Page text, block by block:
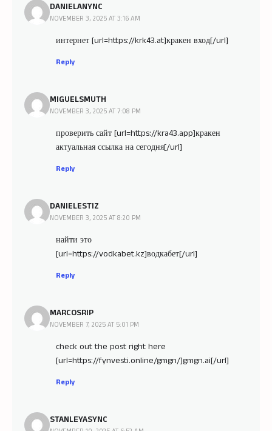
DANIELANYNC
NOVEMBER 3, 2025 AT 3:16 AM
интернет [url=https://krk43.at]кракен вход[/url]
Reply
MIGUELSMUTH
NOVEMBER 3, 2025 AT 7:08 PM
проверить сайт [url=https://kra43.app]кракен
актуальная ссылка на сегодня[/url]
Reply
DANIELESTIZ
NOVEMBER 3, 2025 AT 8:20 PM
найти это
[url=https://vodkabet.kz]водкабет[/url]
Reply
MARCOSRIP
NOVEMBER 7, 2025 AT 5:01 PM
check out the post right here
[url=https://fynvesti.online/gmgn/]gmgn.ai[/url]
Reply
STANLEYASYNC